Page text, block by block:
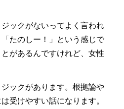
ックがないってよく言われ
たのしー！」という感じで
があるんですけれど、女性
ックがあります。根拠論や
受けやすい話になります。